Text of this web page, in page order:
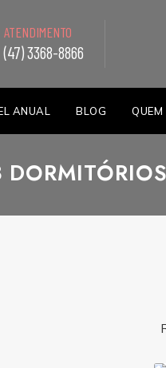
ATENDIMENTO
(47) 3368-8866
ANUAL BLOG